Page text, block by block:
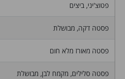
פטוצ'יני, ביצים
פסטה דקה, מבושלת
פסטה מאורז מלא חום
פסטה סלילים, מקמח לבן, מבושלת